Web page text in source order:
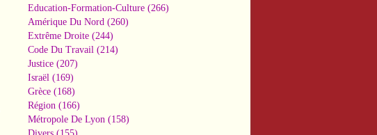
Education-Formation-Culture (266)
Amérique Du Nord (260)
Extrême Droite (244)
Code Du Travail (214)
Justice (207)
Israël (169)
Grèce (168)
Région (166)
Métropole De Lyon (158)